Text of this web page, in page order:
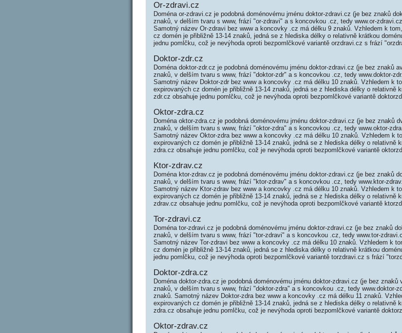
Or-zdravi.cz
Doména or-zdravi.cz je podobná doménovému jménu doktor-zdravi.cz (je bez znaků
znaků, v delším tvaru s www, frází "or-zdravi" a s koncovkou .cz, tedy www.or-
Samotný název Or-zdravi bez www a koncovky .cz má délku 9 znaků. Vzhledem k
cz domén je přibližně 13-14 znaků, jedná se z hlediska délky o relativně krátkou
jednu pomlčku, což je nevýhoda oproti bezpomlčkové variantě orzdravi.cz s frází
Doktor-zdr.cz
Doména doktor-zdr.cz je podobná doménovému jménu doktor-zdravi.cz (je bez znaků
znaků, v delším tvaru s www, frází "doktor-zdr" a s koncovkou .cz, tedy www.doktor-
Samotný název Doktor-zdr bez www a koncovky .cz má délku 10 znaků. Vzhledem k
expirovaných cz domén je přibližně 13-14 znaků, jedná se z hlediska délky o relativně
zdr.cz obsahuje jednu pomlčku, což je nevýhoda oproti bezpomlčkové variantě
Oktor-zdra.cz
Doména oktor-zdra.cz je podobná doménovému jménu doktor-zdravi.cz (je bez znaků
znaků, v delším tvaru s www, frází "oktor-zdra" a s koncovkou .cz, tedy www.oktor-
Samotný název Oktor-zdra bez www a koncovky .cz má délku 10 znaků. Vzhledem k
expirovaných cz domén je přibližně 13-14 znaků, jedná se z hlediska délky o relativně
zdra.cz obsahuje jednu pomlčku, což je nevýhoda oproti bezpomlčkové variantě
Ktor-zdrav.cz
Doména ktor-zdrav.cz je podobná doménovému jménu doktor-zdravi.cz (je bez znaků
znaků, v delším tvaru s www, frází "ktor-zdrav" a s koncovkou .cz, tedy www.ktor-
Samotný název Ktor-zdrav bez www a koncovky .cz má délku 10 znaků. Vzhledem k
expirovaných cz domén je přibližně 13-14 znaků, jedná se z hlediska délky o relativně
zdrav.cz obsahuje jednu pomlčku, což je nevýhoda oproti bezpomlčkové variantě
Tor-zdravi.cz
Doména tor-zdravi.cz je podobná doménovému jménu doktor-zdravi.cz (je bez znaků
znaků, v delším tvaru s www, frází "tor-zdravi" a s koncovkou .cz, tedy www.tor-
Samotný název Tor-zdravi bez www a koncovky .cz má délku 10 znaků. Vzhledem k
cz domén je přibližně 13-14 znaků, jedná se z hlediska délky o relativně krátkou
jednu pomlčku, což je nevýhoda oproti bezpomlčkové variantě torzdravi.cz s frází
Doktor-zdra.cz
Doména doktor-zdra.cz je podobná doménovému jménu doktor-zdravi.cz (je bez
znaků, v delším tvaru s www, frází "doktor-zdra" a s koncovkou .cz, tedy www.doktor-
znaků. Samotný název Doktor-zdra bez www a koncovky .cz má délku 11 znaků.
expirovaných cz domén je přibližně 13-14 znaků, jedná se z hlediska délky o relativně
zdra.cz obsahuje jednu pomlčku, což je nevýhoda oproti bezpomlčkové variantě
Oktor-zdrav.cz